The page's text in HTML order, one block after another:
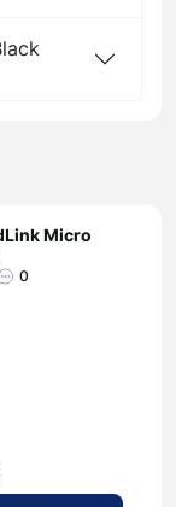
Micro
0